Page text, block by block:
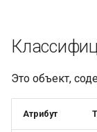
Это объект,
Атрибут